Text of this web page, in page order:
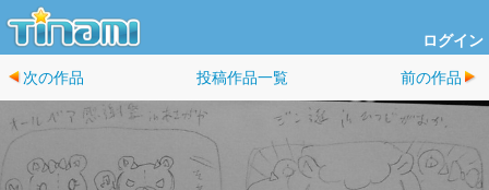
ログイン
次の作品 投稿作品一覧 前の作品